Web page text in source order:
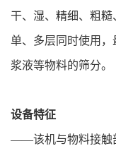
干、湿、精细、粗
单、多层同时使用，
浆液等物料的筛分。
设备特征
——该机与物料接触